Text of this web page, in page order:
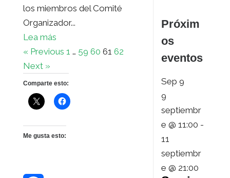
los miembros del Comité
Organizador...
Lea más
« Previous 1 … 59 60 61 62
Next »
Comparte esto:
Me gusta esto:
Próxim
os
eventos
Sep9
9
septiembr
e @ 11:00 -
11
septiembr
e @ 21:00